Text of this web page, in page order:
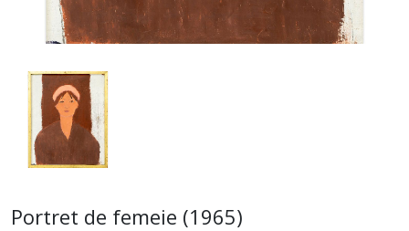
Portret de femeie (1965)